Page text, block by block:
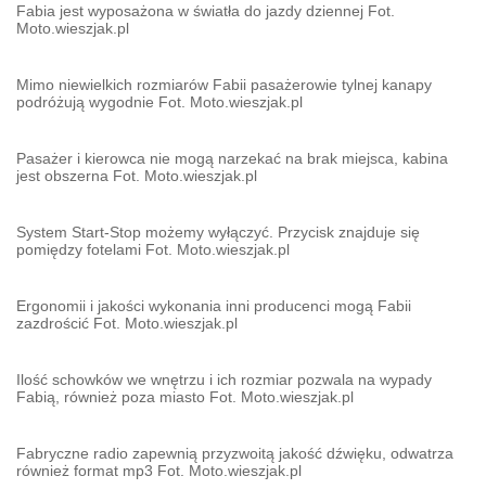
Fabia jest wyposażona w światła do jazdy dziennej Fot.
Moto.wieszjak.pl
Mimo niewielkich rozmiarów Fabii pasażerowie tylnej kanapy
podróżują wygodnie Fot. Moto.wieszjak.pl
Pasażer i kierowca nie mogą narzekać na brak miejsca, kabina
jest obszerna Fot. Moto.wieszjak.pl
System Start-Stop możemy wyłączyć. Przycisk znajduje się
pomiędzy fotelami Fot. Moto.wieszjak.pl
Ergonomii i jakości wykonania inni producenci mogą Fabii
zazdrościć Fot. Moto.wieszjak.pl
Ilość schowków we wnętrzu i ich rozmiar pozwala na wypady
Fabią, również poza miasto Fot. Moto.wieszjak.pl
Fabryczne radio zapewnią przyzwoitą jakość dźwięku, odwatrza
również format mp3 Fot. Moto.wieszjak.pl